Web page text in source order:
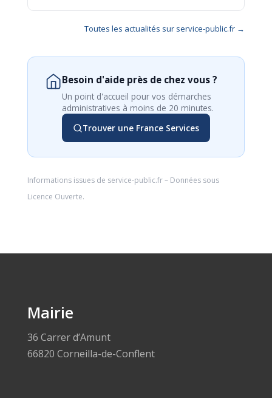
Toutes les actualités sur service-public.fr →
Besoin d'aide près de chez vous ?
Un point d'accueil pour vos démarches
administratives à moins de 20 minutes.
Trouver une France Services
Informations issues de service-public.fr– Données sous
Licence Ouverte.
Mairie
36 Carrer d’Amunt
66820 Corneilla-de-Conflent